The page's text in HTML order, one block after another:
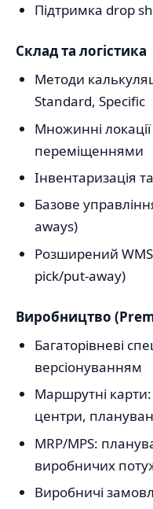
Підтримка drop
Склад та логістика
Методи
Standard, Specific
Множинні
переміщеннями
Інвентаризація
Базове
aways)
Розширений
pick/put-away)
Виробництво
Багаторівневі
версіонуванням
Маршрутні
центри,
MRP/MPS:
виробничих
Виробничі